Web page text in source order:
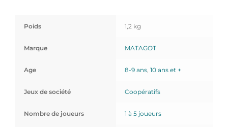
Poids 1,2 kg
Marque MATAGOT
Age 8-9 ans, 10 ans et +
Jeux de société Coopératifs
Nombre de joueurs 1 à 5 joueurs